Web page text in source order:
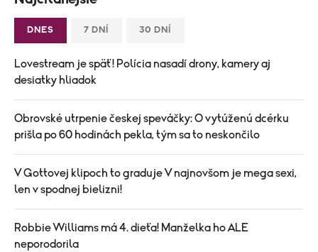
DNES 7 DNÍ 30 DNÍ
Lovestream je späť! Polícia nasadí drony, kamery aj
desiatky hliadok
Obrovské utrpenie českej speváčky: O vytúženú dcérku
prišla po 60 hodinách pekla, tým sa to neskončilo
V Gottovej klipoch to graduje V najnovšom je mega sexi,
len v spodnej bielizni!
Robbie Williams má 4. dieťa! Manželka ho ALE
neporodorila